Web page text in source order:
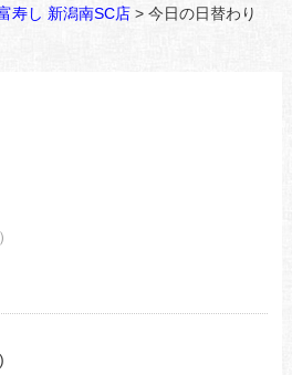
寿し 新潟南SC店> 今日の日替わり